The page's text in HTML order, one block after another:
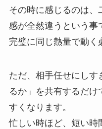
その時に感じるのは、
感が全然違うという事
完璧に同じ熱量で動く
ただ、相手任せにしす
るか」を共有するだ
すくなります。
忙しい時ほど、短い時